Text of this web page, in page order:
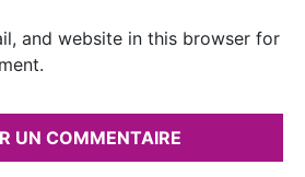
and website in this browser for